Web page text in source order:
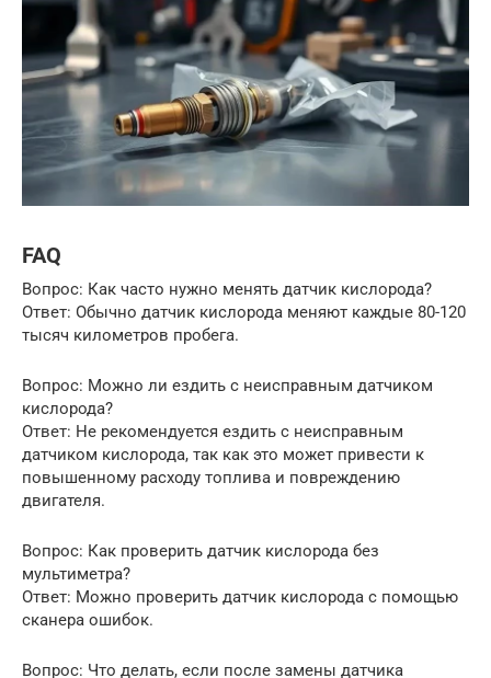
FAQ
Вопрос: Как часто нужно менять датчик кислорода?
Ответ: Обычно датчик кислорода меняют каждые 80-120
тысяч километров пробега.
Вопрос: Можно ли ездить с неисправным датчиком
кислорода?
Ответ: Не рекомендуется ездить с неисправным
датчиком кислорода, так как это может привести к
повышенному расходу топлива и повреждению
двигателя.
Вопрос: Как проверить датчик кислорода без
мультиметра?
Ответ: Можно проверить датчик кислорода с помощью
сканера ошибок.
Вопрос: Что делать, если после замены датчика